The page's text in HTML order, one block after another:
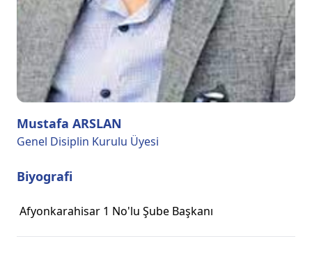
Mustafa ARSLAN
Genel Disiplin Kurulu Üyesi
Biyografi
Afyonkarahisar 1 No'lu Şube Başkanı